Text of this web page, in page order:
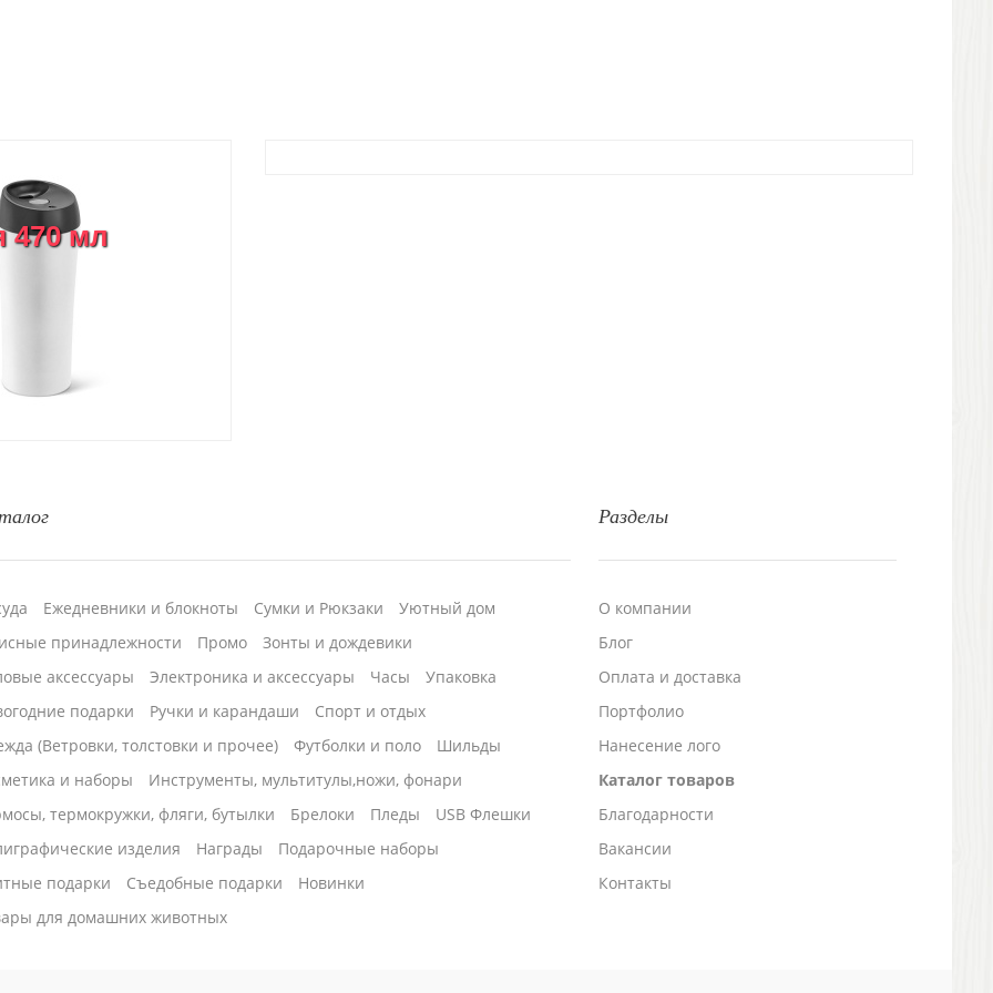
470 мл
Разделы
О компании
Блог
Оплата и доставка
Портфолио
Нанесение лого
Каталог товаров
Благодарности
Вакансии
Контакты
Ежедневники и блокноты Сумки и Рюкзаки
Уютный дом
принадлежности
Промо
Зонты и дождевики
аксессуары
Электроника и аксессуары Часы
Упаковка
подарки
Ручки и карандаши
Спорт и отдых
(Ветровки, толстовки и прочее)
Футболки и поло
Шильды
и наборы
Инструменты, мультитулы,ножи, фонари
термокружки, фляги, бутылки
Брелоки Пледы
USB Флешки
изделия
Награды
Подарочные наборы
подарки
Cъедобные подарки
Новинки
для домашних животных